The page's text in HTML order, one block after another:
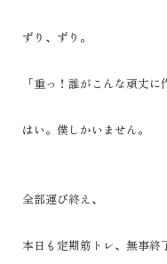
ずり、ずり。
「重っ！誰がこんな頑丈に
はい。僕しかいません。
全部運び終え、
本日も定期筋トレ、無事終